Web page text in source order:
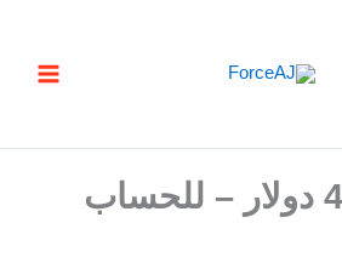
بلايستايشن 45 دولار – للحساب